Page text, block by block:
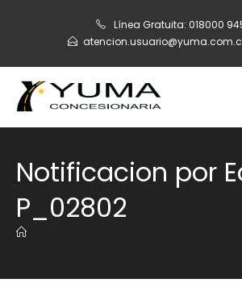
Línea Gratuita: 018000
Notificacion por
P_02802